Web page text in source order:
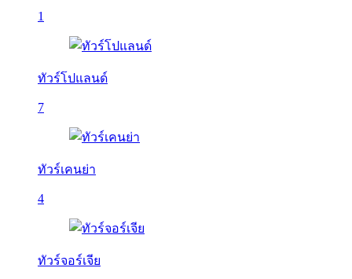
1
ทัวร์โปแลนด์
7
ทัวร์เคนย่า
4
ทัวร์จอร์เจีย